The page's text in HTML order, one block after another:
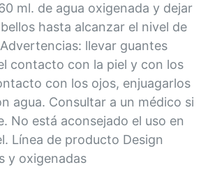
ml. de agua oxigenada y dejar
hasta alcanzar el nivel de
llevar guantes
contacto con la piel y con los
con los ojos, enjuagarlos
agua. Consultar a un médico si
No está aconsejado el uso en
Línea de producto Design
y oxigenadas